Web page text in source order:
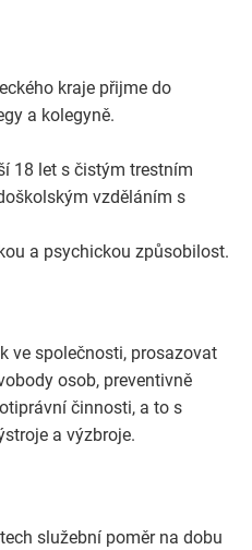
kraje přijme do
a kolegyně.
18 let s čistým trestním
vzděláním s
a psychickou způsobilost.
ve společnosti, prosazovat
osob, preventivně
činnosti, a to s
a výzbroje.
služební poměr na dobu